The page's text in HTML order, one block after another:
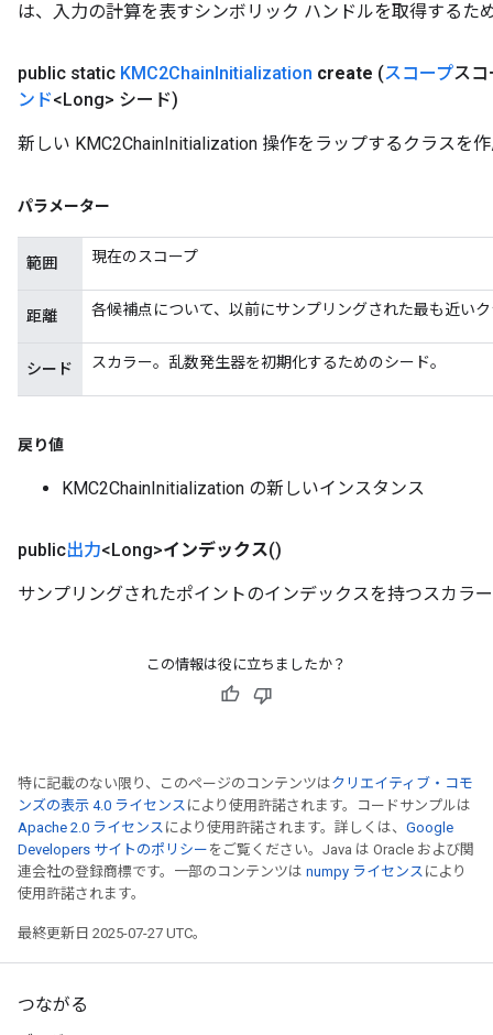
は、入力の計算を表すシンボリック ハンドルを取得するた
public static KMC2ChainInitialization create (スコープスコ
ンド<Long> シード)
新しい KMC2ChainInitialization 操作をラップするクラスを
パラメーター
範囲 現在のスコープ
距離 各候補点について、以前にサンプリングされた最も近い
シード スカラー。乱数発生器を初期化するためのシード。
戻り値
KMC2ChainInitialization の新しいインスタンス
public出力<Long>インデックス()
サンプリングされたポイントのインデックスを持つスカラ
この情報は役に立ちましたか？
特に記載のない限り、このページのコンテンツはクリエイティブ・コモ
ンズの表示 4.0 ライセンス により使用許諾されます。コードサンプルは
Apache 2.0 ライセンス により使用許諾されます。詳しくは、 Google
Developers サイトのポリシー をご覧ください。Java は Oracle および関
連会社の登録商標です。一部のコンテンツは numpy ライセンス により
使用許諾されます。
最終更新日 2025-07-27 UTC。
つながる